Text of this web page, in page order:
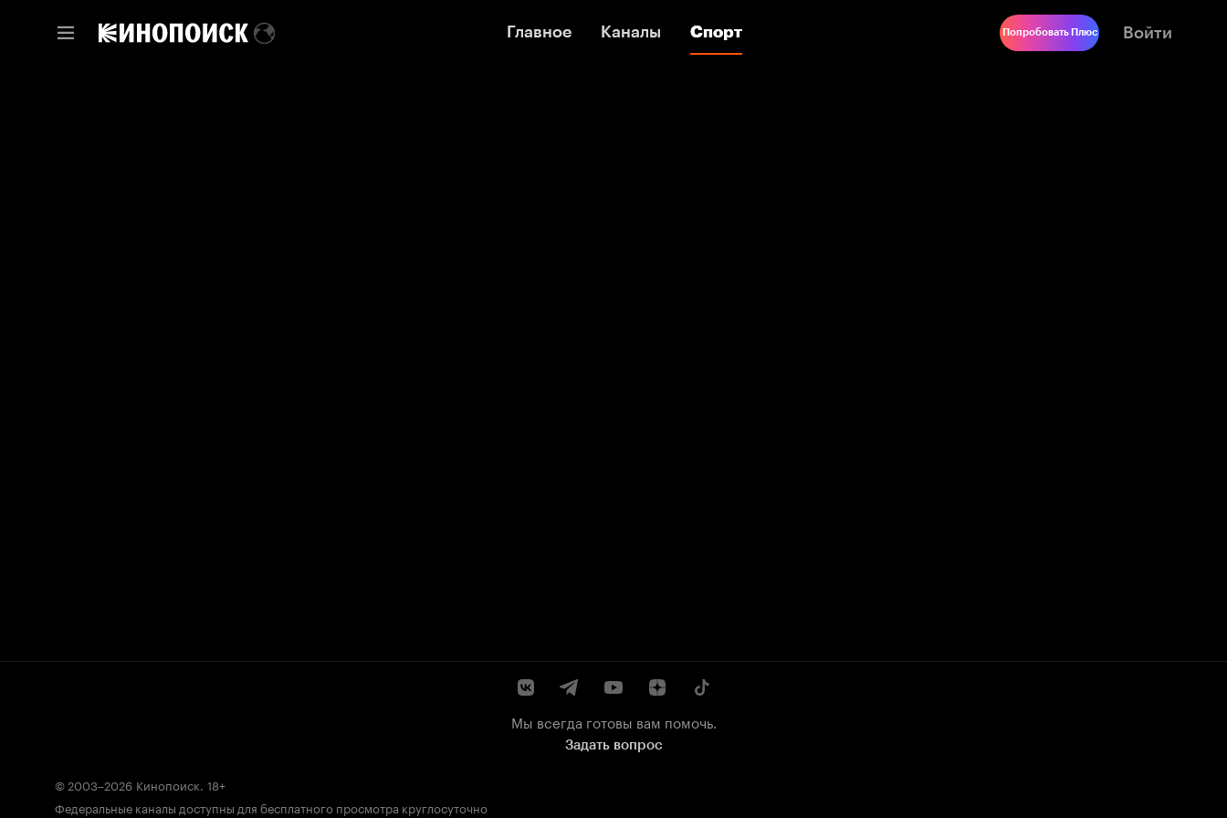
Главное Каналы Спорт
Главное Каналы Спорт Попробовать Плюс Войти
Мы всегда готовы вам помочь.
Задать вопрос
© 2003–2026 Кинопоиск. 18+
Федеральные каналы доступны для бесплатного просмотра круглосуточно